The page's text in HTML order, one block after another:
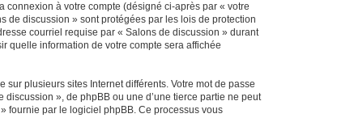
connexion à votre compte (désigné ci-après par « votre
de discussion » sont protégées par les lois de protection
courriel requise par « Salons de discussion » durant
quelle information de votre compte sera affichée
plusieurs sites Internet différents. Votre mot de passe
», de phpBB ou une d’une tierce partie ne peut
fournie par le logiciel phpBB. Ce processus vous